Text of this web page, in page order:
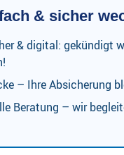
& sicher
& digital: gekündigt
– Ihre Absicherung
Beratung – wir